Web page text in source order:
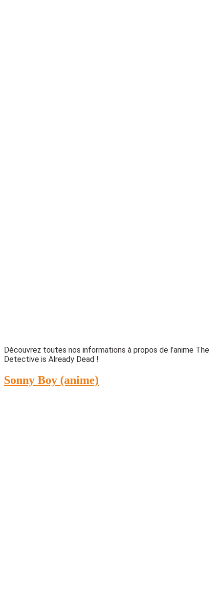
Découvrez toutes nos informations à propos de l’anime The
Detective is Already Dead !
Sonny Boy (anime)